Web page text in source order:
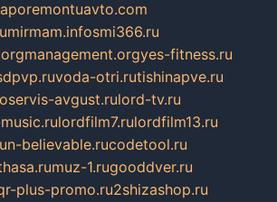
poremontuavto.com
mirmam.infosmi366.ru
orgmanagement.orgyes-fitness.ru
voda-otri.rutishinapve.ru
avgust.rulord-tv.ru
lordfilm7.rulordfilm13.ru
un-believable.rucodetool.ru
muz-1.rugooddver.ru
plus-promo.ru2shizashop.ru